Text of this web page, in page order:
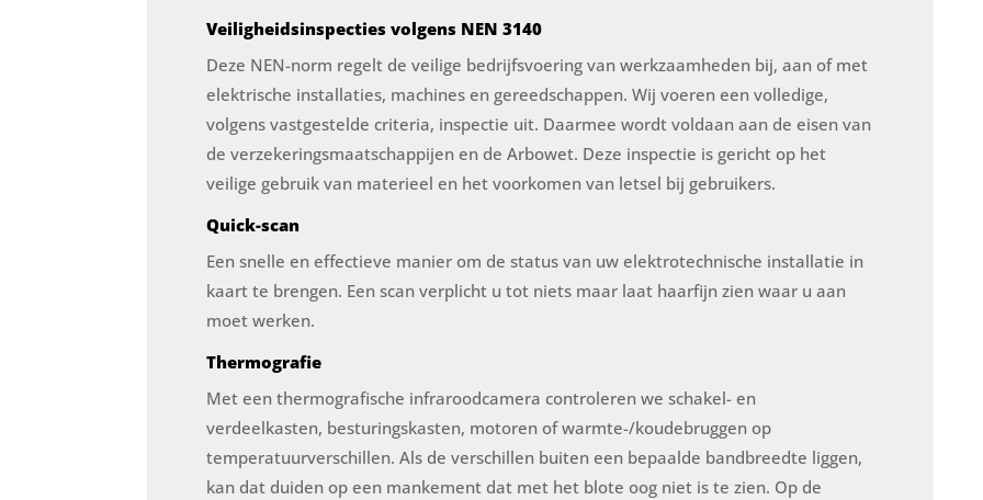
Veiligheidsinspecties volgens NEN 3140
Deze NEN-norm regelt de veilige bedrijfsvoering van werkzaamheden bij, aan of met
elektrische installaties, machines en gereedschappen. Wij voeren een volledige,
volgens vastgestelde criteria, inspectie uit. Daarmee wordt voldaan aan de eisen van
de verzekeringsmaatschappijen en de Arbowet. Deze inspectie is gericht op het
veilige gebruik van materieel en het voorkomen van letsel bij gebruikers.
Quick-scan
Een snelle en effectieve manier om de status van uw elektrotechnische installatie in
kaart te brengen. Een scan verplicht u tot niets maar laat haarfijn zien waar u aan
moet werken.
Thermografie
Met een thermografische infraroodcamera controleren we schakel- en
verdeelkasten, besturingskasten, motoren of warmte-/koudebruggen op
temperatuurverschillen. Als de verschillen buiten een bepaalde bandbreedte liggen,
kan dat duiden op een mankement dat met het blote oog niet is te zien. Op de